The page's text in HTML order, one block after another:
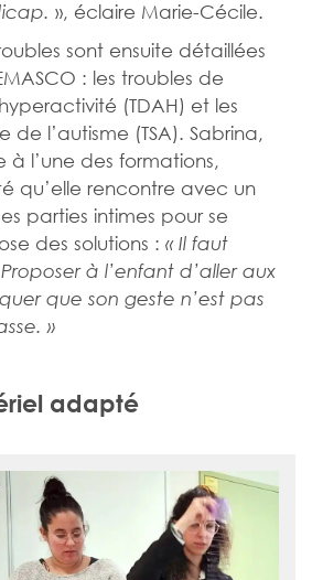
», éclaire Marie-Cécile.
sont ensuite détaillées
: les troubles de
(TDAH) et les
l’autisme (TSA). Sabrina,
à l’une des formations,
qu’elle rencontre avec un
parties intimes pour se
des solutions : « Il faut
à l’enfant d’aller aux
que son geste n’est pas
»
adapté